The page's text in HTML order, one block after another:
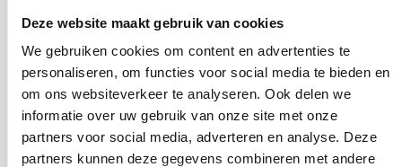
Deze website maakt gebruik van cookies
We gebruiken cookies om content en advertenties te
personaliseren, om functies voor social media te bieden en
om ons websiteverkeer te analyseren. Ook delen we
informatie over uw gebruik van onze site met onze
partners voor social media, adverteren en analyse. Deze
partners kunnen deze gegevens combineren met andere
Wat is nodig om een beroep op de hardheidsclausule te
kunnen indienen?
Product & Proces Veelgestelde vragen -22 jul 2026